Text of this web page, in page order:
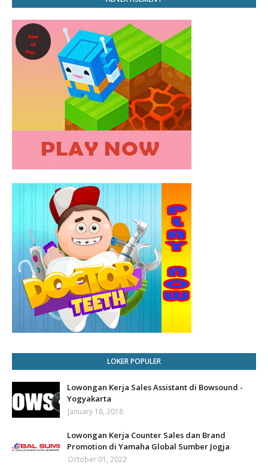
LOKER POPULER
Lowongan Kerja Sales Assistant di Bowsound -
Yogyakarta
January 18, 2018
Lowongan Kerja Counter Sales dan Brand
Promotion di Yamaha Global Sumber Jogja
October 01, 2022